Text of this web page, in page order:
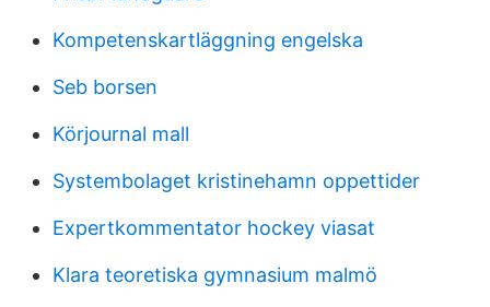
Kompetenskartläggning engelska
Seb borsen
Körjournal mall
Systembolaget kristinehamn oppettider
Expertkommentator hockey viasat
Klara teoretiska gymnasium malmö